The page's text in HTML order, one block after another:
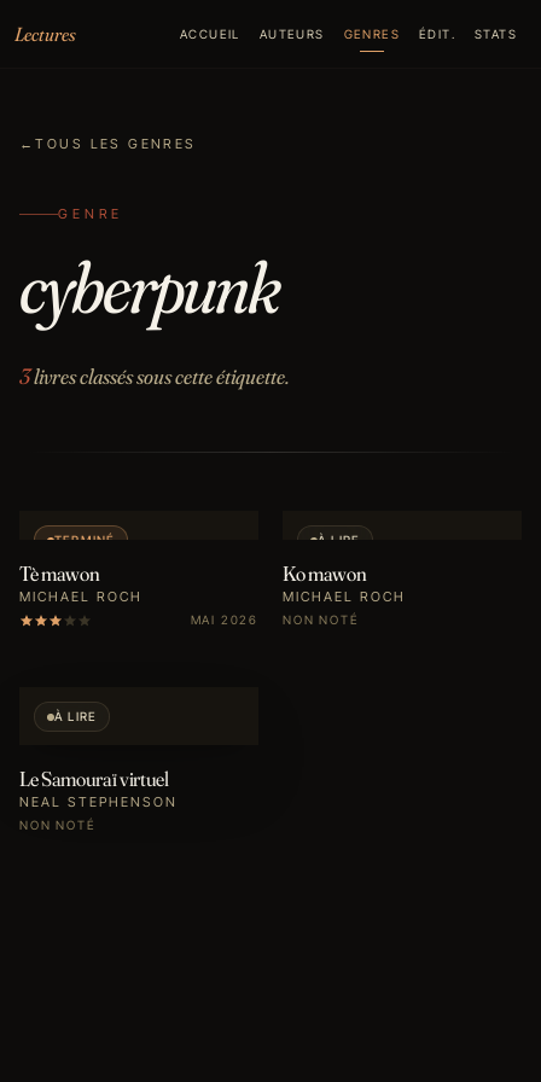
Lectures
ACCUEIL AUTEURS GENRES ÉDIT. STATS
←TOUS LES GENRES
GENRE
cyberpunk
3livres classés sous cette étiquette.
TERMINÉ
Tè mawon
MICHAEL ROCH
MAI 2026
À LIRE
Ko mawon
MICHAEL ROCH
NON NOTÉ
À LIRE
Le Samouraï virtuel
NEAL STEPHENSON
NON NOTÉ